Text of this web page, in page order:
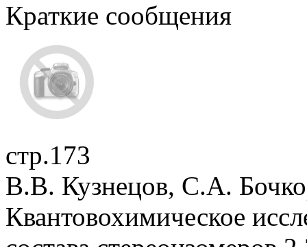
Краткие сообщения
стр.173
В.В. Кузнецов, С.А.
Квантовохимическое